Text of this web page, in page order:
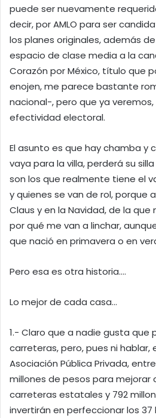
puede ser nuevamente
decir, por AMLO para ser
los planes originales, además
espacio de clase media a la
Corazón por México, título que
enojen, me parece bastante
nacional-, pero que ya
efectividad electoral.
El asunto es que hay chamba y
vaya para la villa, perderá su
son los que realmente tiene el
y quienes se van de rol, porque
Claus y en la Navidad, de la que
por qué me van a linchar,
que nació en primavera o en
Pero esa es otra historia….
Lo mejor de cada casa…
1.- Claro que a nadie gusta que
carreteras, pero, pues ni hablar,
Asociación Pública Privada,
millones de pesos para mejorar
carreteras estatales y 792
invertirán en perfeccionar los